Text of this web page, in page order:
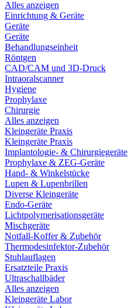
Alles anzeigen
Einrichtung & Geräte
Geräte
Geräte
Behandlungseinheit
Röntgen
CAD/CAM und 3D-Druck
Intraoralscanner
Hygiene
Prophylaxe
Chirurgie
Alles anzeigen
Kleingeräte Praxis
Kleingeräte Praxis
Implantologie- & Chirurgiegeräte
Prophylaxe & ZEG-Geräte
Hand- & Winkelstücke
Lupen & Lupenbrillen
Diverse Kleingeräte
Endo-Geräte
Lichtpolymerisationsgeräte
Mischgeräte
Notfall-Koffer & Zubehör
Thermodesinfektor-Zubehör
Stuhlauflagen
Ersatzteile Praxis
Ultraschallbäder
Alles anzeigen
Kleingeräte Labor